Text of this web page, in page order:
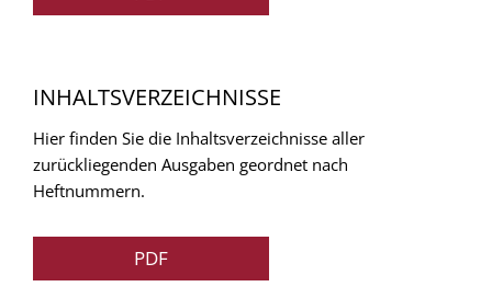
INHALTSVERZEICHNISSE
Hier finden Sie die Inhaltsverzeichnisse aller
zurückliegenden Ausgaben geordnet nach
Heftnummern.
PDF